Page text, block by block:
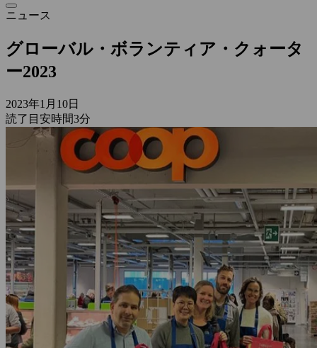
ニュース
グローバル・ボランティア・クォータ
ー2023
2023年1月10日
読了目安時間3分